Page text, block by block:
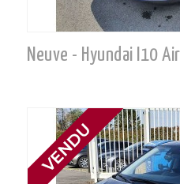
Neuve - Hyundai I10 Air